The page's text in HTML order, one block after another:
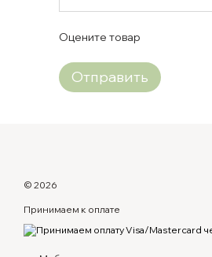
Оцените товар
Отправить
© 2026
Принимаем к оплате